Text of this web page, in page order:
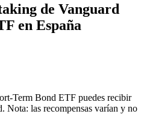
de Vanguard
en España
Term Bond ETF puedes recibir
Nota: las recompensas varían y no